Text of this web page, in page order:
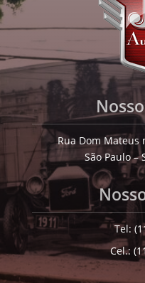
Rua Dom Mateus
São Paulo –
Tel:
Cel.: